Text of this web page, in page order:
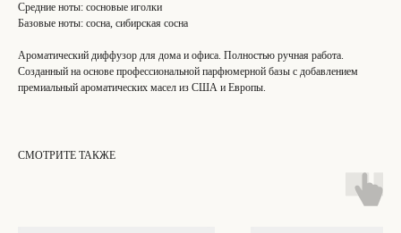
Средние ноты: сосновые иголки
Базовые ноты: сосна, сибирская сосна
Ароматический диффузор для дома и офиса. Полностью ручная работа.
Созданный на основе профессиональной парфюмерной базы с добавлением
премиальный ароматических масел из США и Европы.
СМОТРИТЕ ТАКЖЕ